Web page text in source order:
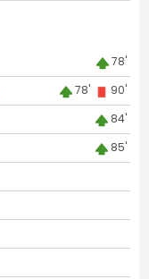
78'
78' 90'
84'
85'